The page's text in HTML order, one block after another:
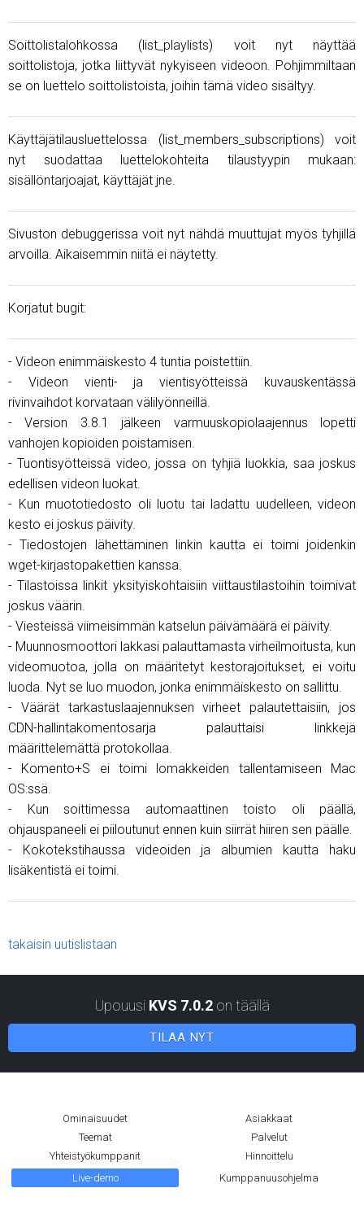
Soittolistalohkossa (list_playlists) voit nyt näyttää
soittolistoja, jotka liittyvät nykyiseen videoon. Pohjimmiltaan
se on luettelo soittolistoista, joihin tämä video sisältyy.
Käyttäjätilausluettelossa (list_members_subscriptions) voit
nyt suodattaa luettelokohteita tilaustyypin mukaan:
sisällöntarjoajat, käyttäjät jne.
Sivuston debuggerissa voit nyt nähdä muuttujat myös tyhjillä
arvoilla. Aikaisemmin niitä ei näytetty.
Korjatut bugit:
- Videon enimmäiskesto 4 tuntia poistettiin.
- Videon vienti- ja vientisyötteissä kuvauskentässä
rivinvaihdot korvataan välilyönneillä.
- Version 3.8.1 jälkeen varmuuskopiolaajennus lopetti
vanhojen kopioiden poistamisen.
- Tuontisyötteissä video, jossa on tyhjiä luokkia, saa joskus
edellisen videon luokat.
- Kun muototiedosto oli luotu tai ladattu uudelleen, videon
kesto ei joskus päivity.
- Tiedostojen lähettäminen linkin kautta ei toimi joidenkin
wget-kirjastopakettien kanssa.
- Tilastoissa linkit yksityiskohtaisiin viittaustilastoihin toimivat
joskus väärin.
- Viesteissä viimeisimmän katselun päivämäärä ei päivity.
- Muunnosmoottori lakkasi palauttamasta virheilmoitusta, kun
videomuotoa, jolla on määritetyt kestorajoitukset, ei voitu
luoda. Nyt se luo muodon, jonka enimmäiskesto on sallittu.
- Väärät tarkastuslaajennuksen virheet palautettaisiin, jos
CDN-hallintakomentosarja palauttaisi linkkejä
määrittelemättä protokollaa.
- Komento+S ei toimi lomakkeiden tallentamiseen Mac
OS:ssä.
- Kun soittimessa automaattinen toisto oli päällä,
ohjauspaneeli ei piiloutunut ennen kuin siirrät hiiren sen päälle.
- Kokotekstihaussa videoiden ja albumien kautta haku
lisäkentistä ei toimi.
takaisin uutislistaan
Upouusi KVS 7.0.2on täällä
TILAA NYT
Ominaisuudet
Asiakkaat
Teemat
Palvelut
Yhteistyökumppanit
Hinnoittelu
Live-demo
Kumppanuusohjelma